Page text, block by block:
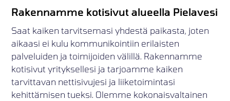
Rakennamme kotisivut alueella Pielavesi
Saat kaiken tarvitsemasi yhdestä paikasta, joten
aikaasi ei kulu kommunikointiin erilaisten
palveluiden ja toimijoiden välillä. Rakennamme
kotisivut yrityksellesi ja tarjoamme kaiken
tarvittavan nettisivujesi ja liiketoimintasi
kehittämisen tueksi. Olemme kokonaisvaltainen